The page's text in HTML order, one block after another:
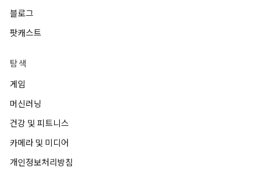
블로그
팟캐스트
탐색
게임
머신러닝
건강 및 피트니스
카메라 및 미디어
개인정보처리방침